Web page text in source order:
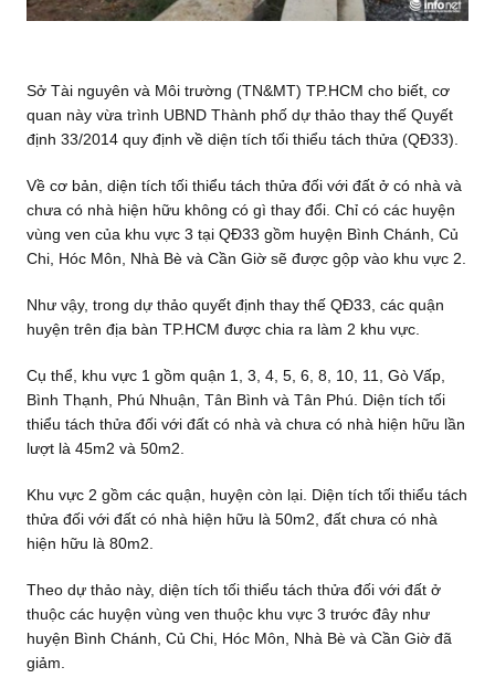
Sở Tài nguyên và Môi trường (TN&MT) TP.HCM cho biết, cơ
quan này vừa trình UBND Thành phố dự thảo thay thế Quyết
định 33/2014 quy định về diện tích tối thiểu tách thửa (QĐ33).
Về cơ bản, diện tích tối thiểu tách thửa đối với đất ở có nhà và
chưa có nhà hiện hữu không có gì thay đổi. Chỉ có các huyện
vùng ven của khu vực 3 tại QĐ33 gồm huyện Bình Chánh, Củ
Chi, Hóc Môn, Nhà Bè và Cần Giờ sẽ được gộp vào khu vực 2.
Như vậy, trong dự thảo quyết định thay thế QĐ33, các quận
huyện trên địa bàn TP.HCM được chia ra làm 2 khu vực.
Cụ thể, khu vực 1 gồm quận 1, 3, 4, 5, 6, 8, 10, 11, Gò Vấp,
Bình Thạnh, Phú Nhuận, Tân Bình và Tân Phú. Diện tích tối
thiểu tách thửa đối với đất có nhà và chưa có nhà hiện hữu lần
lượt là 45m2 và 50m2.
Khu vực 2 gồm các quận, huyện còn lại. Diện tích tối thiểu tách
thửa đối với đất có nhà hiện hữu là 50m2, đất chưa có nhà
hiện hữu là 80m2.
Theo dự thảo này, diện tích tối thiểu tách thửa đối với đất ở
thuộc các huyện vùng ven thuộc khu vực 3 trước đây như
huyện Bình Chánh, Củ Chi, Hóc Môn, Nhà Bè và Cần Giờ đã
giảm.